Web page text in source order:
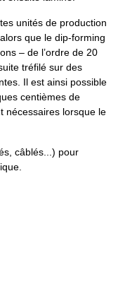
unités de production
que le dip-forming
– de l’ordre de 20
tréfilé sur des
Il est ainsi possible
centièmes de
nécessaires lorsque le
câblés...) pour